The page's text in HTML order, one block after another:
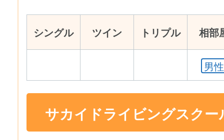
シングル ツイン トリプル 相部
男性
サカイドライビングスクー